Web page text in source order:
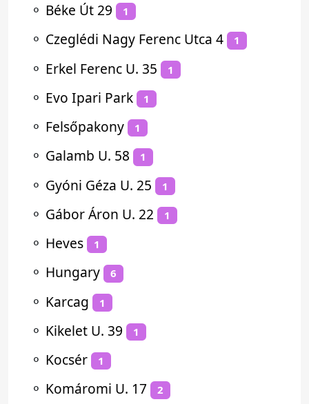
⚬ Béke Út 29 1
⚬ Czeglédi Nagy Ferenc Utca 4 1
⚬ Erkel Ferenc U. 35 1
⚬ Evo Ipari Park 1
⚬ Felsőpakony 1
⚬ Galamb U. 58 1
⚬ Gyóni Géza U. 25 1
⚬ Gábor Áron U. 22 1
⚬ Heves 1
⚬ Hungary 6
⚬ Karcag 1
⚬ Kikelet U. 39 1
⚬ Kocsér 1
⚬ Komáromi U. 17 2